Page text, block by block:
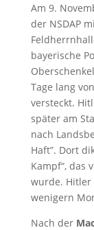
Am 9.
der NSDAP
bayerische
Tage lang
versteckt.
später am
nach
Haft”. Dort
Kampf“, das
wurde. Hitler
wenigern
Nach der